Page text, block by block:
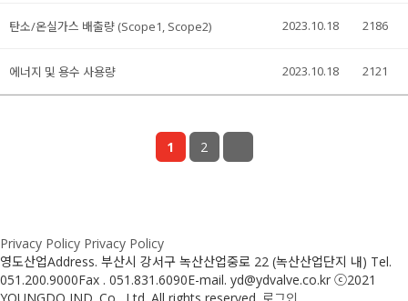
탄소/온실가스 배출량 (Scope1, Scope2) 2023.10.18 2186
에너지 및 용수 사용량 2023.10.18 2121
1 2
Privacy Policy Privacy Policy
영도산업Address. 부산시 강서구 녹산산업중로 22 (녹산산업단지 내) Tel.
051.200.9000Fax . 051.831.6090E-mail. yd@ydvalve.co.kr ⓒ2021